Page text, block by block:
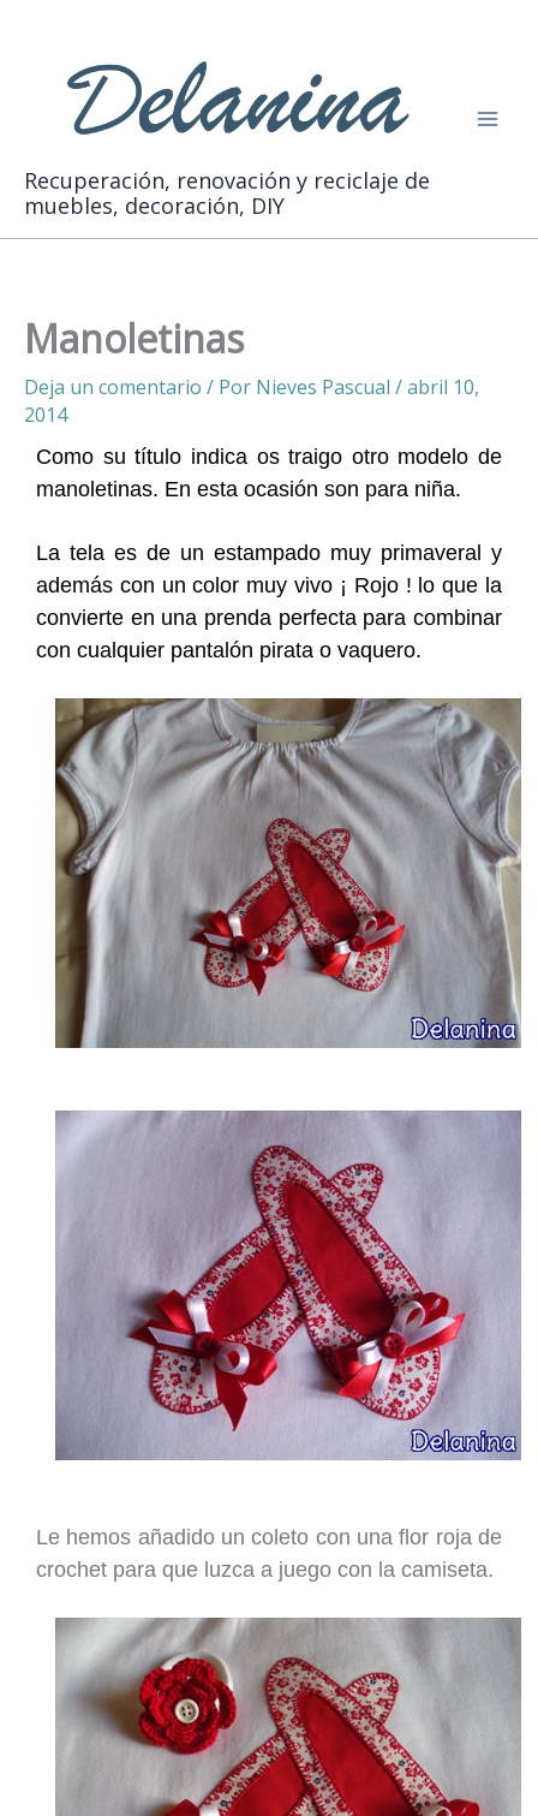
contenido
Recuperación, renovación y reciclaje de
muebles, decoración, DIY
Manoletinas
Deja un comentario / Por Nieves Pascual /abril 10,
2014
Como su título indica os traigo otro modelo de
manoletinas. En esta ocasión son para niña.
La tela es de un estampado muy primaveral y
además con un color muy vivo ¡ Rojo ! lo que la
convierte en una prenda perfecta para combinar
con cualquier pantalón pirata o vaquero.
Le hemos añadido un coleto con una flor roja de
crochet para que luzca a juego con la camiseta.